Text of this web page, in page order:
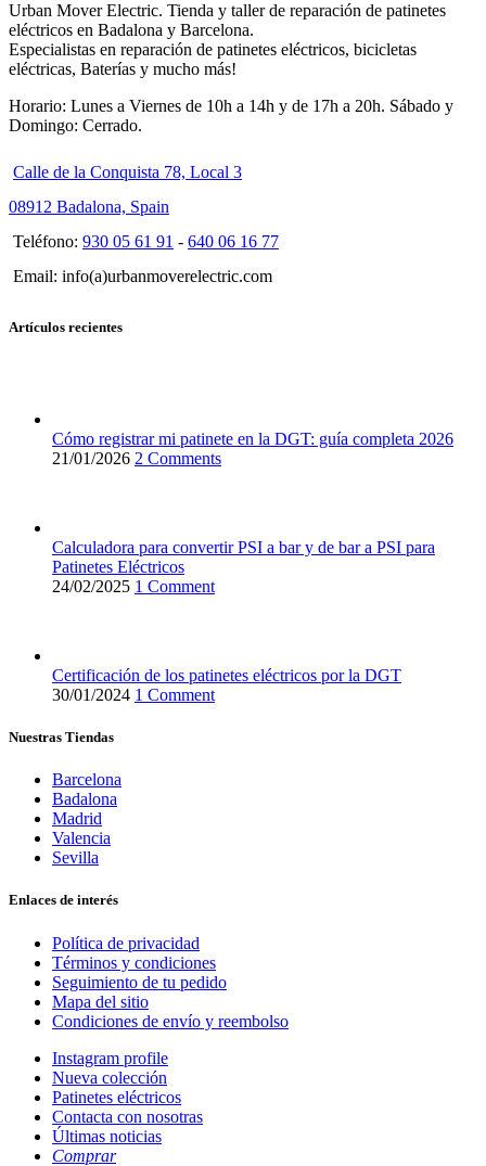
Urban Mover Electric. Tienda y taller de reparación de patinetes
eléctricos en Badalona y Barcelona.
Especialistas en reparación de patinetes eléctricos, bicicletas
eléctricas, Baterías y mucho más!
Horario: Lunes a Viernes de 10h a 14h y de 17h a 20h. Sábado y
Domingo: Cerrado.
Calle de la Conquista 78, Local 3
08912 Badalona, Spain
Teléfono: 930 05 61 91 - 640 06 16 77
Email: info(a)urbanmoverelectric.com
Artículos recientes
Cómo registrar mi patinete en la DGT: guía completa 2026
21/01/2026 2 Comments
Calculadora para convertir PSI a bar y de bar a PSI para
Patinetes Eléctricos
24/02/2025 1 Comment
Certificación de los patinetes eléctricos por la DGT
30/01/2024 1 Comment
Nuestras Tiendas
Barcelona
Badalona
Madrid
Valencia
Sevilla
Enlaces de interés
Política de privacidad
Términos y condiciones
Seguimiento de tu pedido
Mapa del sitio
Condiciones de envío y reembolso
Instagram profile
Nueva colección
Patinetes eléctricos
Contacta con nosotras
Últimas noticias
Comprar